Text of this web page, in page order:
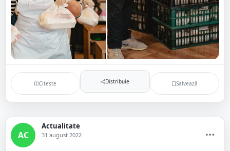
Citește Distribuie Salvează
AC
Actualitate
31 august 2022